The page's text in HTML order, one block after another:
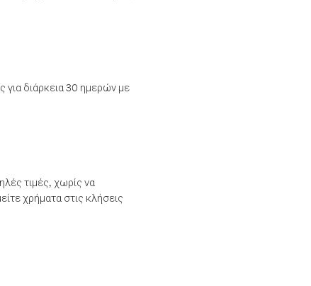
για διάρκεια 30 ημερών με
τιμές, χωρίς να
χρήματα στις κλήσεις